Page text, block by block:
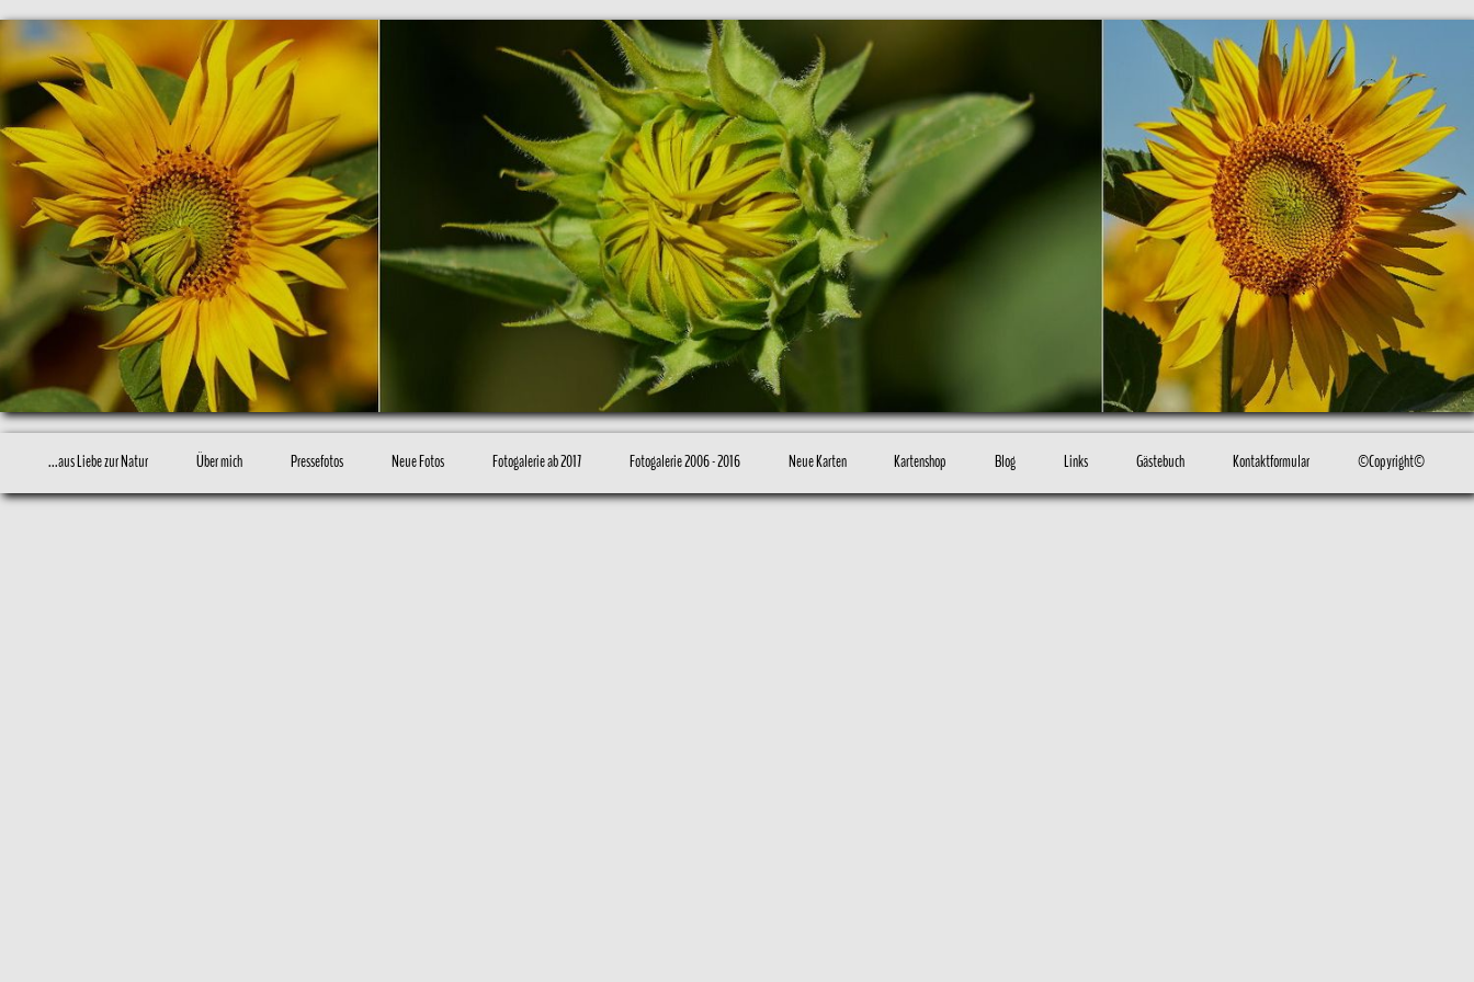
...aus Liebe zur Natur Über mich Pressefotos Neue Fotos Fotogalerie ab 2017 Fotogalerie 2006 - 2016 Neue Karten Kartenshop Blog Links Gästebuch Kontaktformular ©Copyright©